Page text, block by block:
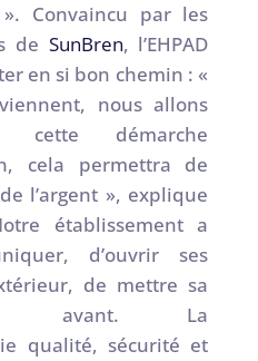
Convaincu par les
de SunBren, l’EHPAD
en si bon chemin : «
nous allons
cette démarche
cela permettra de
l’argent », explique
établissement a
d’ouvrir ses
de mettre sa
avant. La
qualité, sécurité et